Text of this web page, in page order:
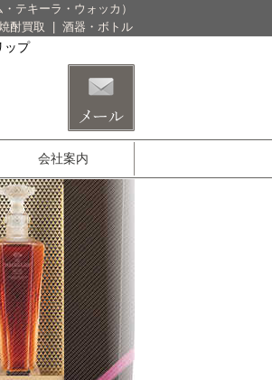
テキーラ・ウォッカ）
酎買取 酒器・ボトル
ップ
会社案内